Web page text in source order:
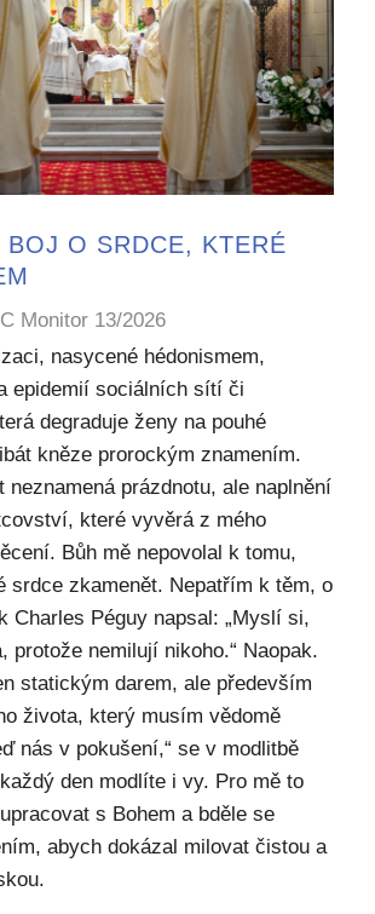
O SRDCE, KTERÉ
Monitor 13/2026
nasycené hédonismem,
epidemií sociálních sítí či
degraduje ženy na pouhé
kněze prorockým znamením.
neznamená prázdnotu, ale naplnění
které vyvěrá z mého
Bůh mě nepovolal k tomu,
srdce zkamenět. Nepatřím k těm, o
Charles Péguy napsal: „Myslí si,
protože nemilují nikoho.“ Naopak.
statickým darem, ale především
života, který musím vědomě
nás v pokušení,“ se v modlitbě
den modlíte i vy. Pro mě to
s Bohem a bděle se
abych dokázal milovat čistou a